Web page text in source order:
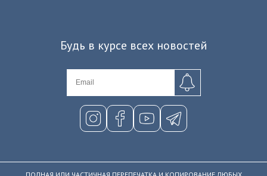
Будь в курсе всех новостей